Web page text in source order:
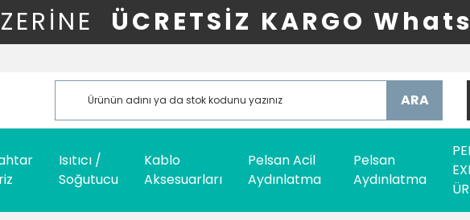
ÜCRETSİZ KARGO
ARA
Isıtıcı /
Soğutucu
Kablo
Aksesuarları
Pelsan Acil
Aydınlatma
Pelsan
Aydınlatma